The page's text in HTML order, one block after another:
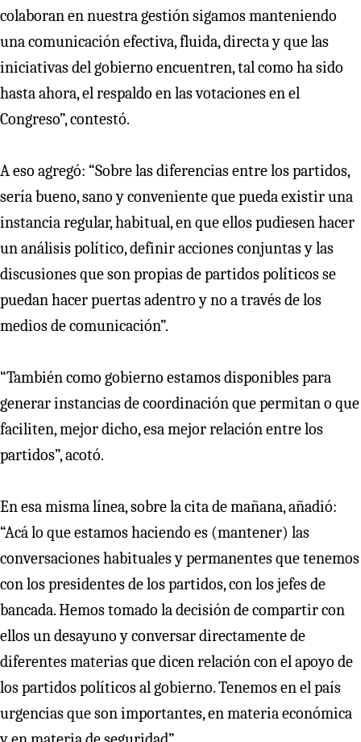
colaboran en nuestra gestión sigamos manteniendo
una comunicación efectiva, fluida, directa y que las
iniciativas del gobierno encuentren, tal como ha sido
hasta ahora, el respaldo en las votaciones en el
Congreso”, contestó.
A eso agregó: “Sobre las diferencias entre los partidos,
sería bueno, sano y conveniente que pueda existir una
instancia regular, habitual, en que ellos pudiesen hacer
un análisis político, definir acciones conjuntas y las
discusiones que son propias de partidos políticos se
puedan hacer puertas adentro y no a través de los
medios de comunicación”.
“También como gobierno estamos disponibles para
generar instancias de coordinación que permitan o que
faciliten, mejor dicho, esa mejor relación entre los
partidos”, acotó.
En esa misma línea, sobre la cita de mañana, añadió:
“Acá lo que estamos haciendo es (mantener) las
conversaciones habituales y permanentes que tenemos
con los presidentes de los partidos, con los jefes de
bancada. Hemos tomado la decisión de compartir con
ellos un desayuno y conversar directamente de
diferentes materias que dicen relación con el apoyo de
los partidos políticos al gobierno. Tenemos en el país
urgencias que son importantes, en materia económica